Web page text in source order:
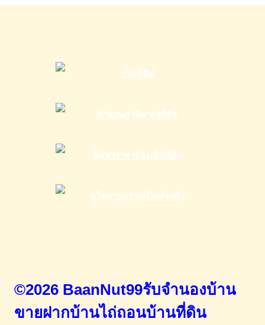
©2026 BaanNut99รับจำนองบ้าน
ขายฝากบ้านไถ่ถอนบ้านที่ดิน